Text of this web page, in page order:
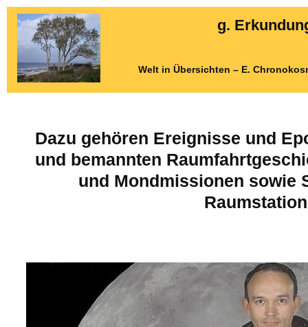
g.
Welt in Übersichten – E.
Dazu gehören Ereignisse und
und bemannten
und Mondmissionen sowie